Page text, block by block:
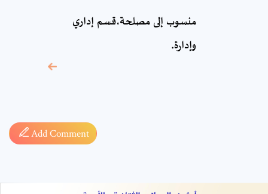
منسوب إلى مصلحة،قسم إداري
وإدارة‏.
Add Comment